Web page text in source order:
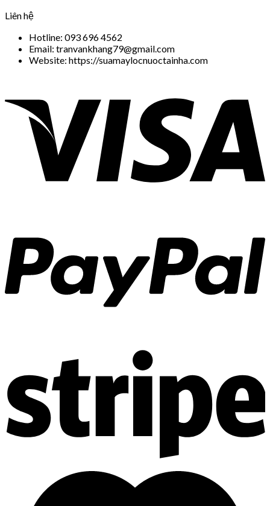
Liên hệ
Hotline: 093 696 4562
Email: tranvankhang79@gmail.com
Website: https://suamaylocnuoctainha.com